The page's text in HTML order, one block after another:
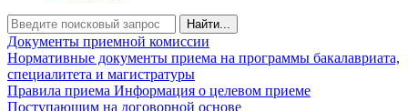
Найти...
Документы приемной комиссии
Нормативные документы приема на программы бакалавриата,
специалитета и магистратуры
Правила приема Информация о целевом приеме
Поступающим на договорной основе